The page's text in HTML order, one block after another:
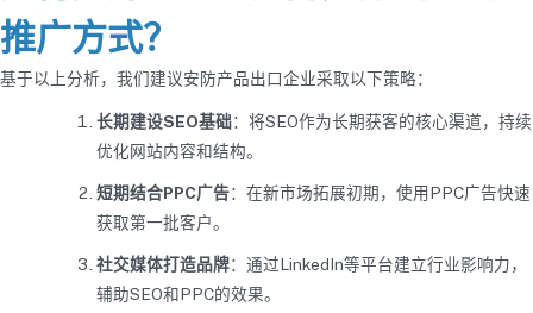
推广方式？
基于以上分析，我们建议安防产品出口企业采取以下策略：
长期建设SEO基础：将SEO作为长期获客的核心渠道，持续
优化网站内容和结构。
短期结合PPC广告：在新市场拓展初期，使用PPC广告快速
获取第一批客户。
社交媒体打造品牌：通过LinkedIn等平台建立行业影响力，
辅助SEO和PPC的效果。